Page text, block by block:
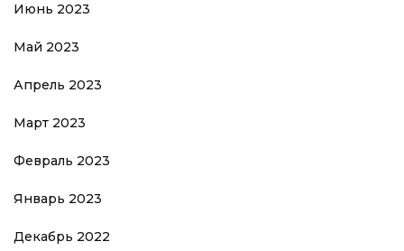
Июнь 2023
Май 2023
Апрель 2023
Март 2023
Февраль 2023
Январь 2023
Декабрь 2022